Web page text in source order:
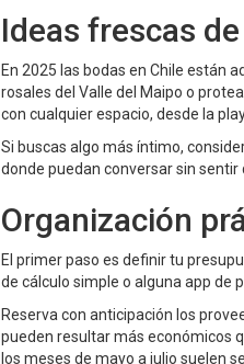
Ideas frescas
En 2025 las bodas en Chile están
rosales del Valle del Maipo o
con cualquier espacio, desde la
Si buscas algo más íntimo,
donde puedan conversar sin sentir
Organización
El primer paso es definir tu
de cálculo simple o alguna app de
Reserva con anticipación los
pueden resultar más económicos
los meses de mayo a julio suelen